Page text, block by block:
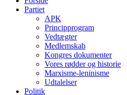
Partiet
APK
Principprogram
Vedtægter
Medlemskab
Kongres dokumenter
Vores rødder og historie
Marxisme-leninisme
Udtalelser
Politik